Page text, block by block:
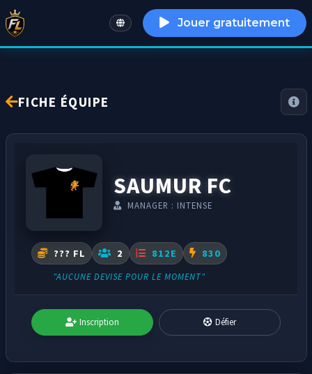
English Jouer gratuitement
FICHE ÉQUIPE
SAUMUR FC
MANAGER : INTENSE
??? FL 2 812E 830
"AUCUNE DEVISE POUR LE MOMENT"
Inscription Défier